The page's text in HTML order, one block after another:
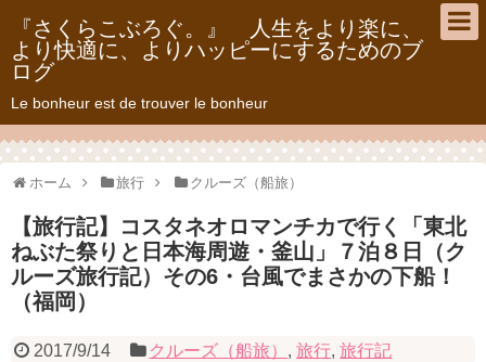
『さくらこぶろぐ。』 人生をより楽に、
より快適に、よりハッピーにするためのブ
ログ
Le bonheur est de trouver le bonheur
ホーム 旅行 クルーズ（船旅）
【旅行記】コスタネオロマンチカで行く「東北
ねぶた祭りと日本海周遊・釜山」７泊８日（ク
ルーズ旅行記）その6・台風でまさかの下船！
（福岡）
2017/9/14 クルーズ（船旅） ,旅行,旅行記